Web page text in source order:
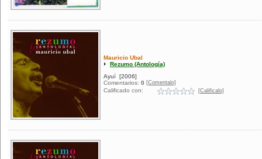
Mauricio Ubal
Rezumo (Antología)
Ayuí [2006]
Comentarios: 0 [Comentalo]
Calificado con: [Calificalo]